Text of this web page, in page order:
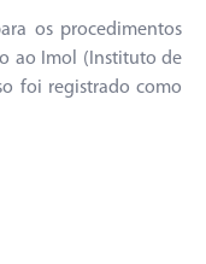
os procedimentos
ao Imol (Instituto de
foi registrado como